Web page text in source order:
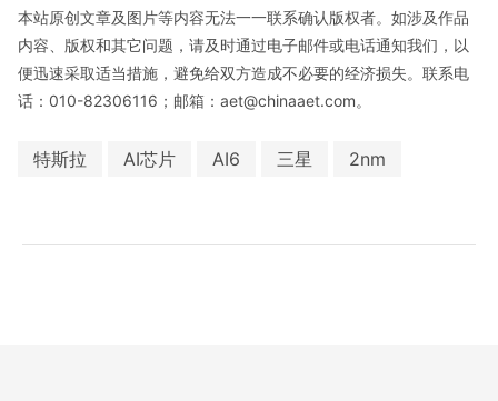
本站原创文章及图片等内容无法一一联系确认版权者。如涉及作品
内容、版权和其它问题，请及时通过电子邮件或电话通知我们，以
便迅速采取适当措施，避免给双方造成不必要的经济损失。联系电
话：010-82306116；邮箱：aet@chinaaet.com。
特斯拉 AI芯片 AI6 三星 2nm